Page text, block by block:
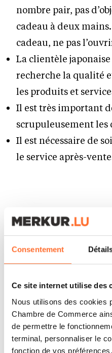
Consentement
Ce site internet utilise des
Nous utilisons des cookies
Chambre de Commerce
de permettre le
terminal, personnaliser le
fonction de vos
nombre pair, pas
cadeau à deux
cadeau, ne pas
La clientèle
recherche la qualité
les produits et
Il est très important
scrupuleusement les
Il est nécessaire de
le service après-
ARTICLES